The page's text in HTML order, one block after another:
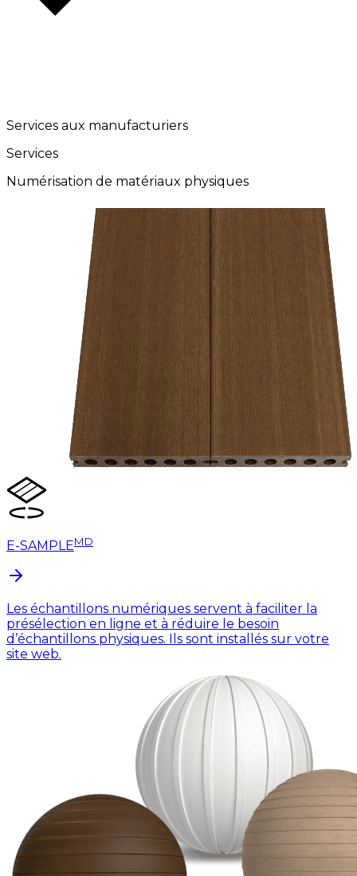
Services aux manufacturiers
Services
Numérisation de matériaux physiques
E-SAMPLEMD
Les échantillons numériques servent à faciliter la
présélection en ligne et à réduire le besoin
d’échantillons physiques. Ils sont installés sur votre
site web.